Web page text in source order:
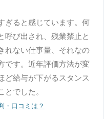
ぎると感じています。何
呼び出され、残業禁止と
れない仕事量、それなの
です。近年評価方法が変
ど給与が下がるスタンス
とでした。
・口コミは？